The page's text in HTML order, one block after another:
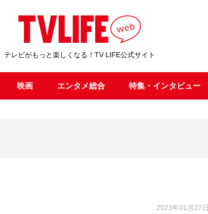
テレビがもっと楽しくなる！TV LIFE公式サイト
映画 エンタメ総合 特集・インタビュー
2023年01月27日